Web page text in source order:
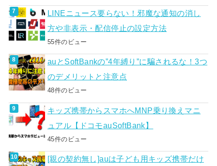
LINEニュース要らない！邪魔な通知の消し
方や非表示・配信停止の設定方法
55件のビュー
auとSoftBankの”4年縛り”に騙されるな！3つ
のデメリットと注意点
48件のビュー
キッズ携帯からスマホへMNP乗り換えマニ
ュアル【ドコモauSoftBank】
45件のビュー
[親の契約無し]auは子ども用キッズ携帯だけ